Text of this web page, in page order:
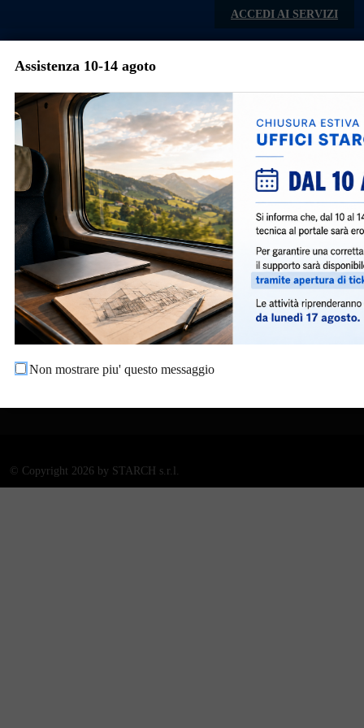
ACCEDI AI SERVIZI
Menu
Comune di Cinigiano
Indirizzo:
Piazzale Capitano
Bruchi, 3
Telefono: 0564.99.44.11
comune.cinigiano@postacert.to
scana.it
© Copyright 2026 by STARCH s.r.l.
Assistenza 10-14 agoto
Non mostrare piu' questo messaggio